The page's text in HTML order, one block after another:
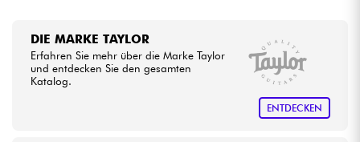
DIE MARKE TAYLOR
Erfahren Sie mehr über die Marke Taylor
und entdecken Sie den gesamten
Katalog.
ENTDECKEN